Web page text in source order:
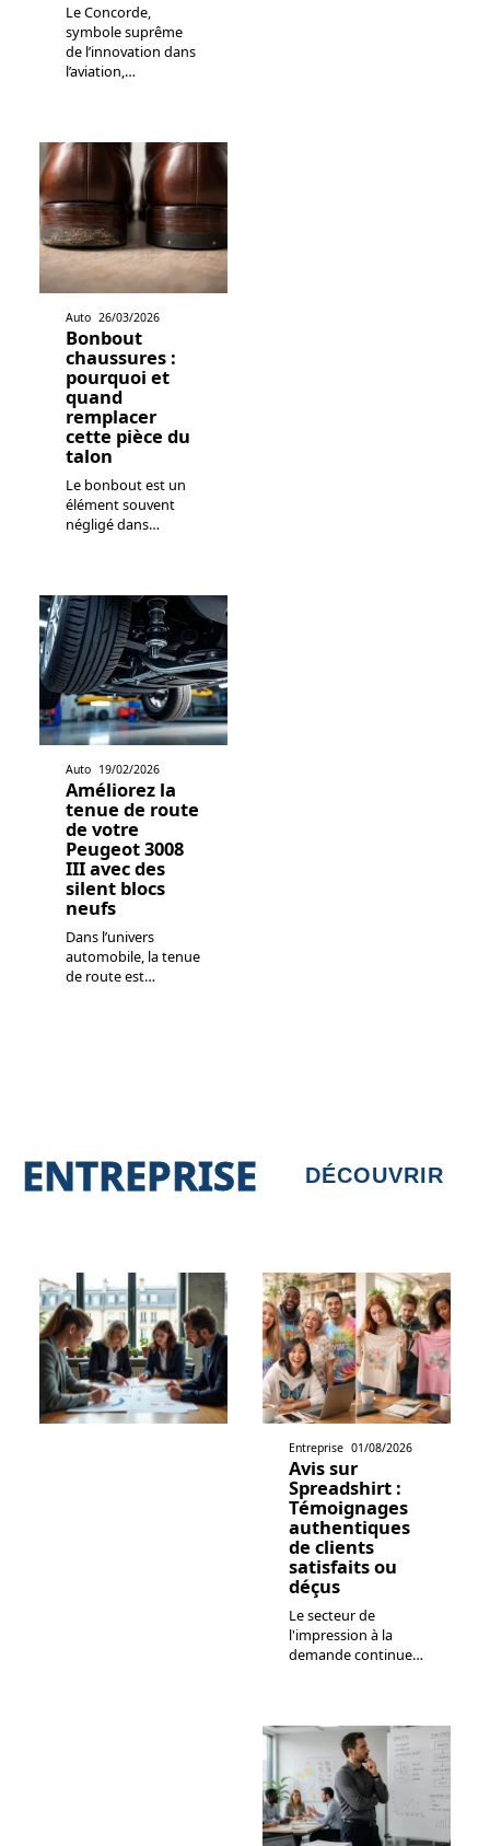
Le Concorde,
symbole suprême
de l’innovation dans
l’aviation,…
Auto 26/03/2026
Bonbout
chaussures :
pourquoi et
quand
remplacer
cette pièce du
talon
Le bonbout est un
élément souvent
négligé dans…
Auto 19/02/2026
Améliorez la
tenue de route
de votre
Peugeot 3008
III avec des
silent blocs
neufs
Dans l’univers
automobile, la tenue
de route est…
ENTREPRISE DÉCOUVRIR
Entreprise 01/08/2026
Avis sur
Spreadshirt :
Témoignages
authentiques
de clients
satisfaits ou
déçus
Le secteur de
l'impression à la
demande continue…